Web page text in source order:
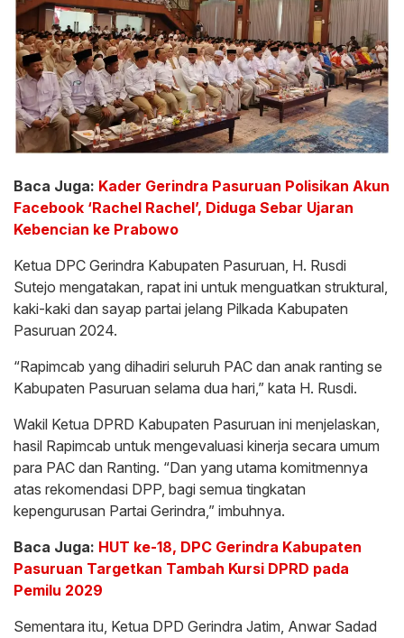
Baca Juga: Kader Gerindra Pasuruan Polisikan Akun
Facebook ‘Rachel Rachel’, Diduga Sebar Ujaran
Kebencian ke Prabowo
Ketua DPC Gerindra Kabupaten Pasuruan, H. Rusdi
Sutejo mengatakan, rapat ini untuk menguatkan struktural,
kaki-kaki dan sayap partai jelang Pilkada Kabupaten
Pasuruan 2024.
“Rapimcab yang dihadiri seluruh PAC dan anak ranting se
Kabupaten Pasuruan selama dua hari,” kata H. Rusdi.
Wakil Ketua DPRD Kabupaten Pasuruan ini menjelaskan,
hasil Rapimcab untuk mengevaluasi kinerja secara umum
para PAC dan Ranting. “Dan yang utama komitmennya
atas rekomendasi DPP, bagi semua tingkatan
kepengurusan Partai Gerindra,” imbuhnya.
Baca Juga: HUT ke-18, DPC Gerindra Kabupaten
Pasuruan Targetkan Tambah Kursi DPRD pada
Pemilu 2029
Sementara itu, Ketua DPD Gerindra Jatim, Anwar Sadad